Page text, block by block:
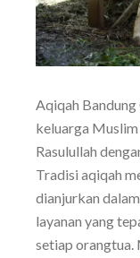
Aqiqah
keluarga Muslim
Rasulullah
Tradisi aqiqah
dianjurkan
layanan yang
setiap orangtua.